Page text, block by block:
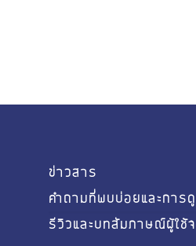
ข่าวสาร
คำถามที่พบบ่อยและการดู
รีวิวและบทสัมภาษณ์ผู้ใช้